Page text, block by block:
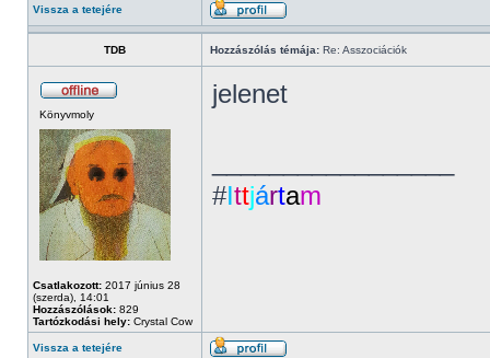
Vissza a tetejére
TDB Hozzászólás témája: Re: Asszociációk
Könyvmoly
Csatlakozott: 2017 június 28
(szerda), 14:01
Hozzászólások: 829
Tartózkodási hely: Crystal Cow
jelenet
#Ittjártam
Vissza a tetejére